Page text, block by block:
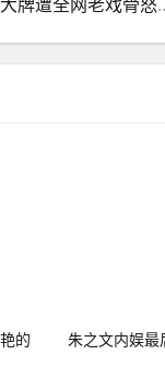
的
朱之文内娱最